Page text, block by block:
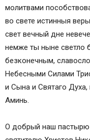
молитвами
во свете истинныя
свет вечный дне
немже ты ныне светло
безконечным,
Небесными Силами
и Сына и Святаго Духа,
Аминь.
О добрый наш пастырю